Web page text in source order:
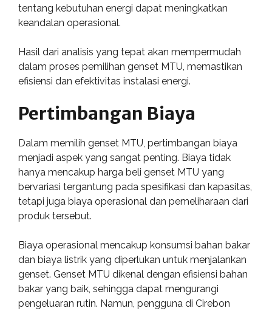
tentang kebutuhan energi dapat meningkatkan
keandalan operasional.
Hasil dari analisis yang tepat akan mempermudah
dalam proses pemilihan genset MTU, memastikan
efisiensi dan efektivitas instalasi energi.
Pertimbangan Biaya
Dalam memilih genset MTU, pertimbangan biaya
menjadi aspek yang sangat penting. Biaya tidak
hanya mencakup harga beli genset MTU yang
bervariasi tergantung pada spesifikasi dan kapasitas,
tetapi juga biaya operasional dan pemeliharaan dari
produk tersebut.
Biaya operasional mencakup konsumsi bahan bakar
dan biaya listrik yang diperlukan untuk menjalankan
genset. Genset MTU dikenal dengan efisiensi bahan
bakar yang baik, sehingga dapat mengurangi
pengeluaran rutin. Namun, pengguna di Cirebon